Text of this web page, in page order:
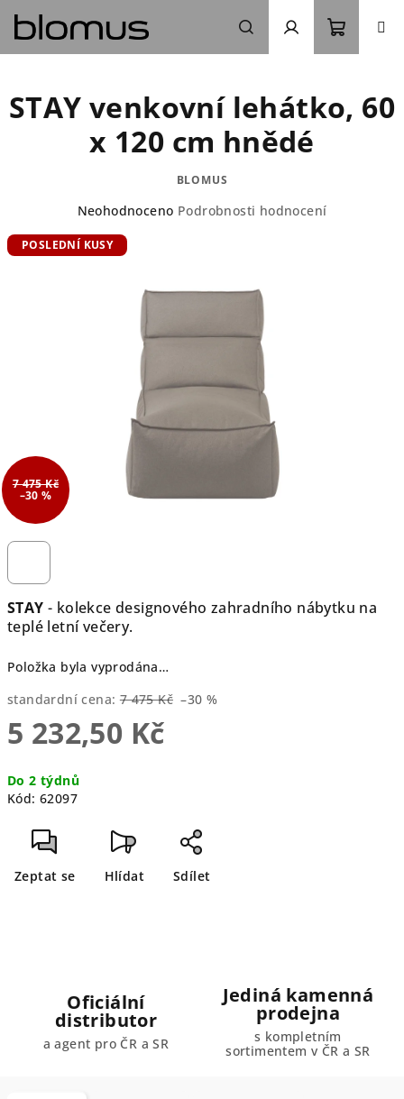
obsah
Hledat Přihlášení
košík
STAY - kolekce designového zahradního nábytku na
teplé letní večery.
Položka byla vyprodána…
standardní cena: 7 475 Kč –30 %
5 232,50 Kč
cena:
Do 2 týdnů
Kód: 62097
Zeptat se Hlídat Sdílet
STAY venkovní lehátko, 60
x 120 cm hnědé
BLOMUS
Průměrné
produktu
hvězdiček.
Neohodnoceno Podrobnosti hodnocení
POSLEDNÍ KUSY
7 475 Kč
–30 %
Oficiální
distributor
a agent pro ČR a SR
Jediná kamenná
prodejna
s kompletním
sortimentem v ČR a SR